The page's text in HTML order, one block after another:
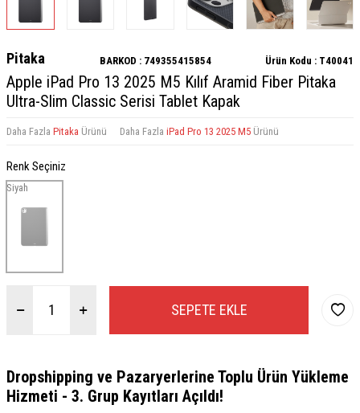
Pitaka BARKOD : 749355415854 Ürün Kodu : T40041
Apple iPad Pro 13 2025 M5 Kılıf Aramid Fiber Pitaka
Ultra-Slim Classic Serisi Tablet Kapak
Daha Fazla Pitaka Ürünü Daha Fazla iPad Pro 13 2025 M5 Ürünü
Renk Seçiniz
Siyah
SEPETE EKLE
Dropshipping ve Pazaryerlerine Toplu Ürün Yükleme
Hizmeti - 3. Grup Kayıtları Açıldı!